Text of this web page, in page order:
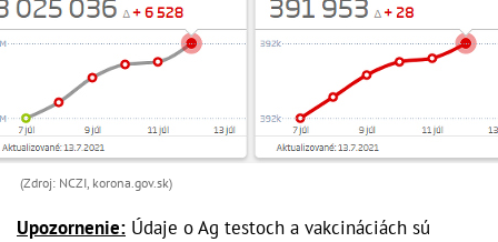
(Zdroj: NCZI, korona.gov.sk)
Upozornenie: Údaje o Ag testoch a vakcináciách sú